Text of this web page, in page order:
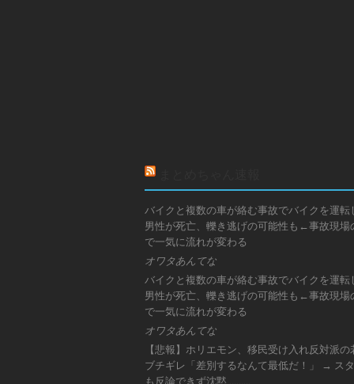
バイクと複数の車が絡む事故でバイクを運転
男性が死亡、轢き逃げの可能性も←事故現場
で一気に流れが変わる
オワタあんてな
バイクと複数の車が絡む事故でバイクを運転
男性が死亡、轢き逃げの可能性も←事故現場
で一気に流れが変わる
オワタあんてな
【悲報】ホリエモン、移民受け入れ反対派の
ブチギレ「差別するなんて最低だ！」 → ス
も反論できず沈黙 ………